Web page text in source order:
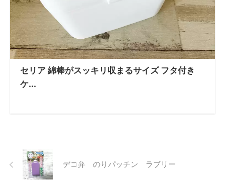
セリア 綿棒がスッキリ収まるサイズ フタ付き
ケ...
デコ弁 のりパッチン ラブリー